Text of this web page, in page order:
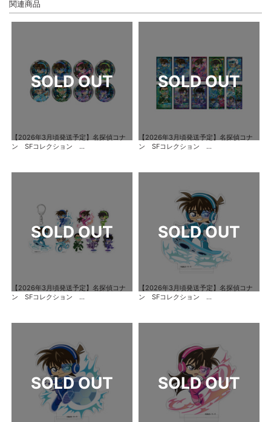
関連商品
【2026年3月頃発送予定】名探偵コナ
ン SFコレクション ...
【2026年3月頃発送予定】名探偵コナ
ン SFコレクション ...
【2026年3月頃発送予定】名探偵コナ
ン SFコレクション ...
【2026年3月頃発送予定】名探偵コナ
ン SFコレクション ...